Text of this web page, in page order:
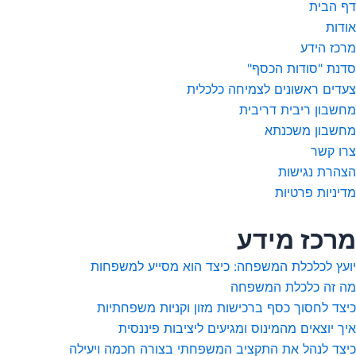
a
p
p
m
דף הבית
אודות
מרכז הידע
סדנת "סודות הכסף"
צעדים ראשונים לצמיחה כלכלית
מחשבון ריבית דריבית
מחשבון משכנתא
צרו קשר
הצהרת נגישות
מדיניות פרטיות
מרכז מידע
יועץ לכלכלת המשפחה: כיצד הוא מסייע למשפחות
מה זה כלכלת המשפחה
כיצד לחסוך כסף ברכישות מזון וקניות משפחתיות
איך יוצאים מהמינוס ומגיעים ליציבות פיננסית
כיצד לנהל את התקציב המשפחתי בצורה חכמה ויעילה